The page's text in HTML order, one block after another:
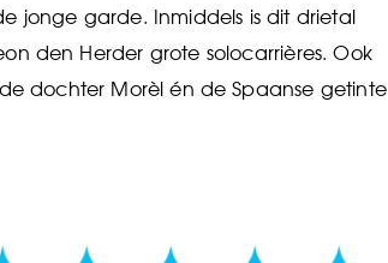
jonge garde. Inmiddels is dit drietal
den Herder grote solocarrières. Ook
dochter Morèl én de Spaanse getinte